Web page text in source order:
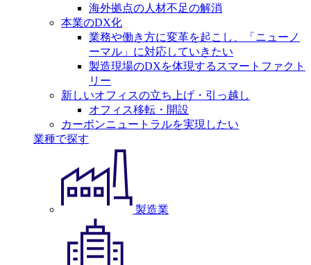
海外拠点の人材不足の解消
本業のDX化
業務や働き方に変革を起こし、「ニューノ
ーマル」に対応していきたい
製造現場のDXを体現するスマートファクト
リー
新しいオフィスの立ち上げ・引っ越し
オフィス移転・開設
カーボンニュートラルを実現したい
業種で探す
製造業